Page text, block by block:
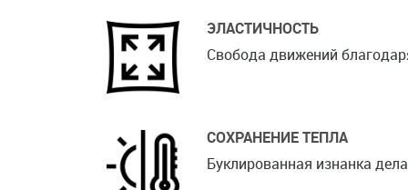
ЭЛАСТИЧНОСТЬ
Свобода движений
СОХРАНЕНИЕ ТЕПЛА
Буклированная изнанка